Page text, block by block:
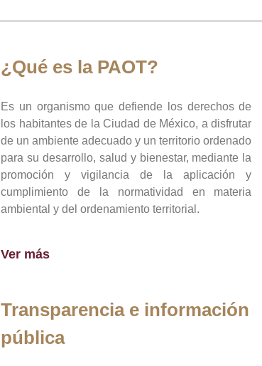
¿Qué es la PAOT?
Es un organismo que defiende los derechos de
los habitantes de la Ciudad de México, a disfrutar
de un ambiente adecuado y un territorio ordenado
para su desarrollo, salud y bienestar, mediante la
promoción y vigilancia de la aplicación y
cumplimiento de la normatividad en materia
ambiental y del ordenamiento territorial.
Ver más
Transparencia e información
pública